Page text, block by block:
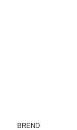
BREND